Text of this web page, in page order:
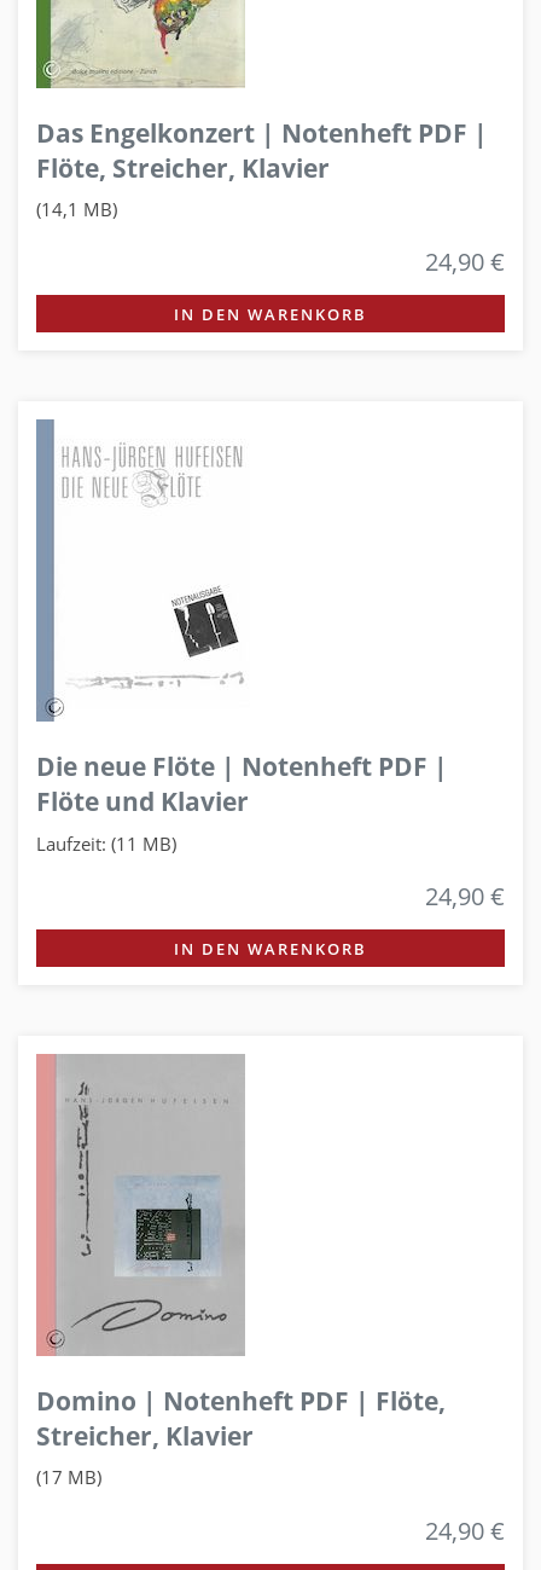
Das Engelkonzert | Notenheft PDF |
Flöte, Streicher, Klavier
(14,1 MB)
24,90 €
IN DEN WARENKORB
Die neue Flöte | Notenheft PDF |
Flöte und Klavier
Laufzeit: (11 MB)
24,90 €
IN DEN WARENKORB
Domino | Notenheft PDF | Flöte,
Streicher, Klavier
(17 MB)
24,90 €